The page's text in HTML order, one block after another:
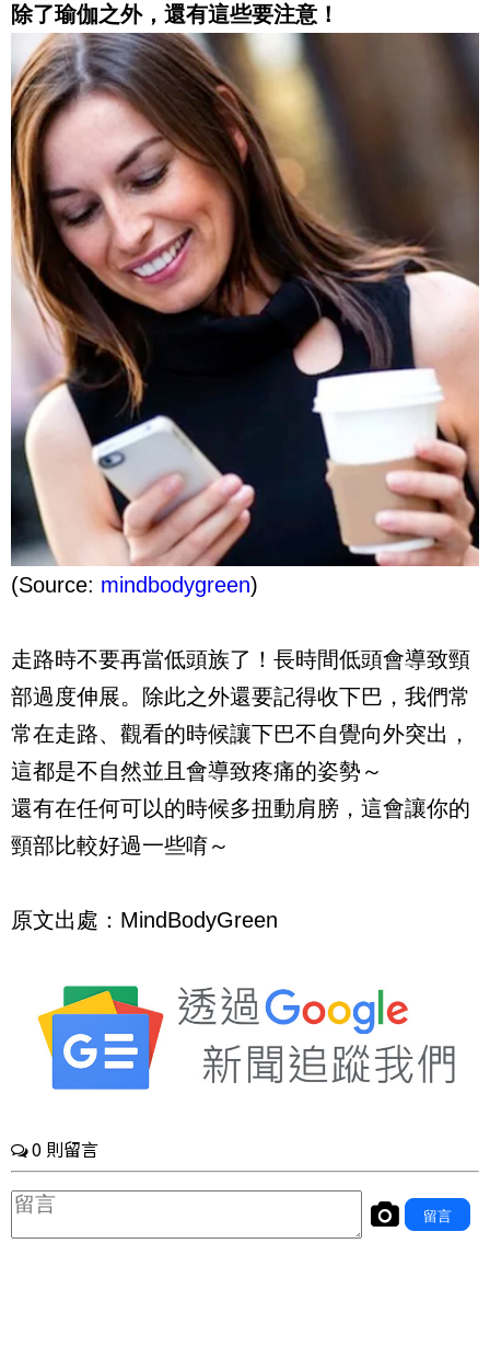
除了瑜伽之外，還有這些要注意！
(Source: mindbodygreen)
走路時不要再當低頭族了！長時間低頭會導致頸
部過度伸展。除此之外還要記得收下巴，我們常
常在走路、觀看的時候讓下巴不自覺向外突出，
這都是不自然並且會導致疼痛的姿勢～
還有在任何可以的時候多扭動肩膀，這會讓你的
頸部比較好過一些唷～
原文出處：MindBodyGreen